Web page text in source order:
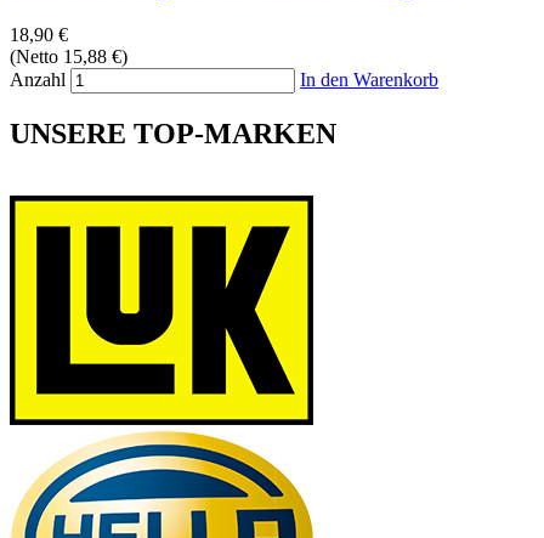
18,90 €
(Netto 15,88 €)
Anzahl
In den Warenkorb
UNSERE TOP-MARKEN